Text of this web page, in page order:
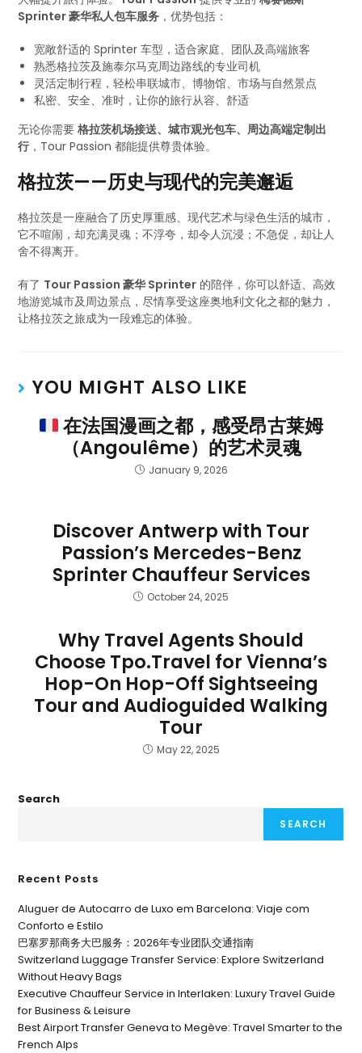
Sprinter 豪华私人包车服务 ，优势包括：
宽敞舒适的 Sprinter 车型，适合家庭、团队及高端旅客
熟悉格拉茨及施泰尔马克周边路线的专业司机
灵活定制行程，轻松串联城市、博物馆、市场与自然景点
私密、安全、准时，让你的旅行从容、舒适
无论你需要格拉茨机场接送、城市观光包车、周边高端定制出
行 ，Tour Passion 都能提供尊贵体验。
格拉茨——历史与现代的完美邂逅
格拉茨是一座融合了历史厚重感、现代艺术与绿色生活的城市，
它不喧闹，却充满灵魂；不浮夸，却令人沉浸；不急促，却让人
舍不得离开。
有了 Tour Passion 豪华 Sprinter 的陪伴，你可以舒适、高效
地游览城市及周边景点，尽情享受这座奥地利文化之都的魅力，
让格拉茨之旅成为一段难忘的体验。
YOU MIGHT ALSO LIKE
在法国漫画之都，感受昂古莱姆
（Angoulême）的艺术灵魂
January 9, 2026
Discover Antwerp with Tour
Passion’s Mercedes-Benz
Sprinter Chauffeur Services
October 24, 2025
Why Travel Agents Should
Choose Tpo.Travel for Vienna’s
Hop-On Hop-Off Sightseeing
Tour and Audioguided Walking
Tour
May 22, 2025
Search
SEARCH
Recent Posts
Aluguer de Autocarro de Luxo em Barcelona: Viaje com
Conforto e Estilo
巴塞罗那商务大巴服务：2026年专业团队交通指南
Switzerland Luggage Transfer Service: Explore Switzerland
Without Heavy Bags
Executive Chauffeur Service in Interlaken: Luxury Travel Guide
for Business & Leisure
Best Airport Transfer Geneva to Megève: Travel Smarter to the
French Alps